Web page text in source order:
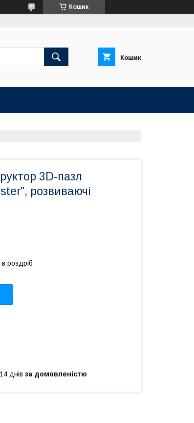
Кошик
Кошик
3D-пазл
розвиваючі
роздріб
днів за домовленістю